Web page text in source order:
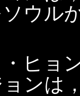
ソウル
ヒョ
ンは